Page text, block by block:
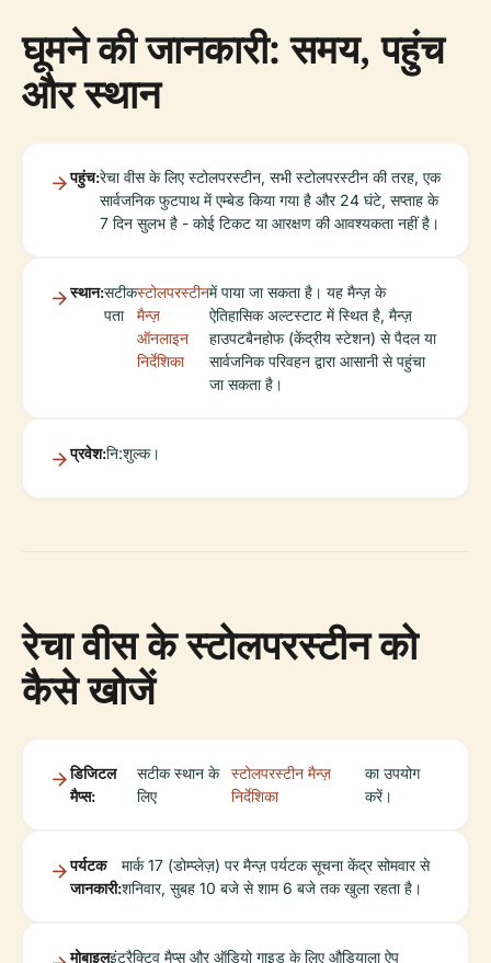
घूमने की जानकारी: समय, पहुंच
और स्थान
पहुंच:रेचा वीस के लिए स्टोलपरस्टीन, सभी स्टोलपरस्टीन की तरह, एक
सार्वजनिक फुटपाथ में एम्बेड किया गया है और 24 घंटे, सप्ताह के
7 दिन सुलभ है - कोई टिकट या आरक्षण की आवश्यकता नहीं है।
स्थान:सटीक
पता
स्टोलपरस्टीन
मैन्ज़
ऑनलाइन
निर्देशिका
में पाया जा सकता है। यह मैन्ज़ के
ऐतिहासिक अल्टस्टाट में स्थित है, मैन्ज़
हाउपटबैनहोफ (केंद्रीय स्टेशन) से पैदल या
सार्वजनिक परिवहन द्वारा आसानी से पहुंचा
जा सकता है।
प्रवेश:नि:शुल्क।
रेचा वीस के स्टोलपरस्टीन को
कैसे खोजें
डिजिटल
मैप्स:
सटीक स्थान के
लिए
स्टोलपरस्टीन मैन्ज़
निर्देशिका
का उपयोग
करें।
पर्यटक
जानकारी:
मार्क 17 (डोम्प्लेज़) पर मैन्ज़ पर्यटक सूचना केंद्र सोमवार से
शनिवार, सुबह 10 बजे से शाम 6 बजे तक खुला रहता है।
मोबाइलइंटरैक्टिव मैप्स और ऑडियो गाइड के लिए औडियाला ऐप